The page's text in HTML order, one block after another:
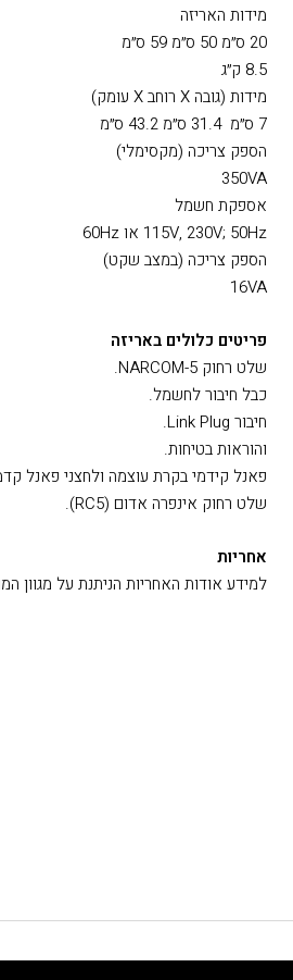
צבע שחור מוברש בתהליך אלגון
משקל המוצר באריזתו
12 ק&#8221;ג
מידות האריזה
20 ס״מ 50 ס״מ 59 ס״מ
8.5 ק״ג
מידות (גובה X רוחב X עומק)
7 ס״מ 31.4 ס״מ 43.2 ס״מ
הספק צריכה (מקסימלי)
350VA
אספקת חשמל
הספק צריכה (במצב שקט)
16VA
פריטים כלולים באריזה
שלט רחוק NARCOM-5.
כבל חיבור לחשמל.
חיבור Link Plug.
פאנל קידמי בקרת עוצמה ולחצני פאנל קדמי
שלט רחוק אינפרה אדום (RC5).